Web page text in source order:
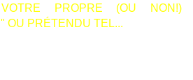
PROPRE (OU NON!)
OU PRÉTENDU TEL...